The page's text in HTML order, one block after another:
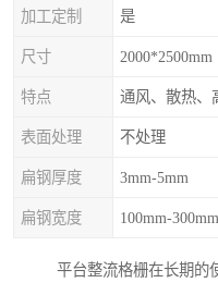
加工定制 是
尺寸 2000*2500mm
特点 通风、散热、
表面处理 不处理
扁钢厚度 3mm-5mm
扁钢宽度 100mm-300mm
平台整流格栅在长期的